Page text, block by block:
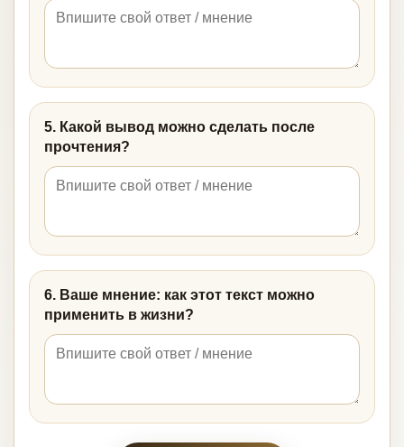
5. Какой вывод можно сделать после
прочтения?
6. Ваше мнение: как этот текст можно
применить в жизни?